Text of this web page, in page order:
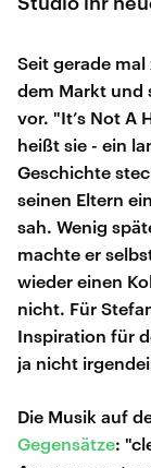
Seit gerade
dem Markt und
vor. "It’s Not A
heißt sie - ein
Geschichte
seinen Eltern
sah. Wenig
machte er
wieder einen
nicht. Für
Inspiration für
ja nicht
Die Musik auf
Gegensätze: